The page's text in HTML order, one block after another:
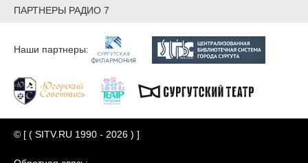
ПАРТНЕРЫ РАДИО 7
Наши партнеры:
© [ ( SITV.RU 1990 - 2026 ) ]